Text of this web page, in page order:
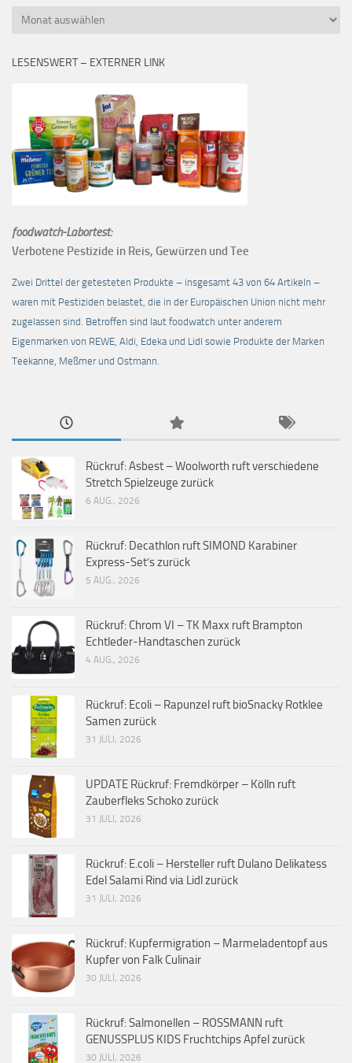
Monatsübersicht
LESENSWERT – EXTERNER LINK
foodwatch-Labortest:
Verbotene Pestizide in Reis, Gewürzen und Tee
Zwei Drittel der getesteten Produkte – insgesamt 43 von 64 Artikeln –
waren mit Pestiziden belastet, die in der Europäischen Union nicht mehr
zugelassen sind. Betroffen sind laut foodwatch unter anderem
Eigenmarken von REWE, Aldi, Edeka und Lidl sowie Produkte der Marken
Teekanne, Meßmer und Ostmann.
Rückruf: Asbest – Woolworth ruft verschiedene
Stretch Spielzeuge zurück
6 AUG., 2026
Rückruf: Decathlon ruft SIMOND Karabiner
Express-Set’s zurück
5 AUG., 2026
Rückruf: Chrom VI – TK Maxx ruft Brampton
Echtleder-Handtaschen zurück
4 AUG., 2026
Rückruf: Ecoli – Rapunzel ruft bioSnacky Rotklee
Samen zurück
31 JULI, 2026
UPDATE Rückruf: Fremdkörper – Kölln ruft
Zauberfleks Schoko zurück
31 JULI, 2026
Rückruf: E.coli – Hersteller ruft Dulano Delikatess
Edel Salami Rind via Lidl zurück
31 JULI, 2026
Rückruf: Kupfermigration – Marmeladentopf aus
Kupfer von Falk Culinair
30 JULI, 2026
Rückruf: Salmonellen – ROSSMANN ruft
GENUSSPLUS KIDS Fruchtchips Apfel zurück
30 JULI, 2026